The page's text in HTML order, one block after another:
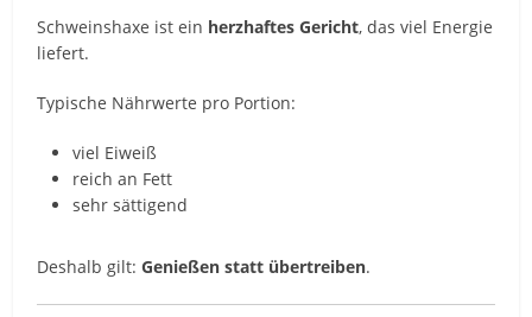
Schweinshaxe ist ein herzhaftes Gericht, das viel Energie
liefert.
Typische Nährwerte pro Portion:
viel Eiweiß
reich an Fett
sehr sättigend
Deshalb gilt:Genießen statt übertreiben.